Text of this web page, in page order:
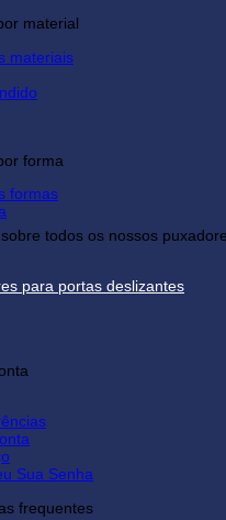
material
materiais
forma
formas
todos os nossos
para portas deslizantes
Sua Senha
frequentes